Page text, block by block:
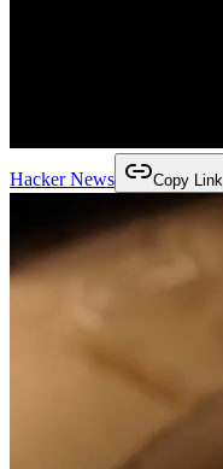
Hacker News Copy Link